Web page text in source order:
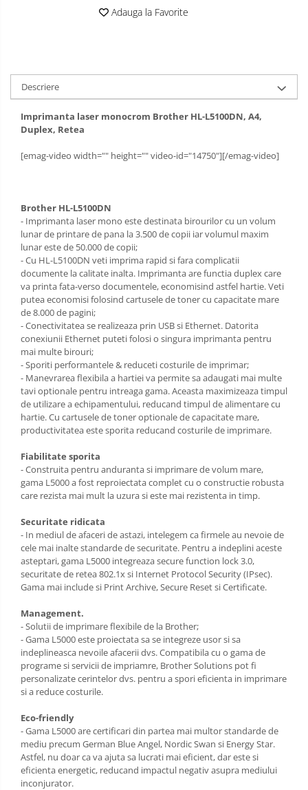
Adauga la Favorite
Descriere
Imprimanta laser monocrom Brother HL-L5100DN, A4,
Duplex, Retea
[emag-video width="" height="" video-id="14750"][/emag-video]
Brother HL-L5100DN
- Imprimanta laser mono este destinata birourilor cu un volum
lunar de printare de pana la 3.500 de copii iar volumul maxim
lunar este de 50.000 de copii;
- Cu HL-L5100DN veti imprima rapid si fara complicatii
documente la calitate inalta. Imprimanta are functia duplex care
va printa fata-verso documentele, economisind astfel hartie. Veti
putea economisi folosind cartusele de toner cu capacitate mare
de 8.000 de pagini;
- Conectivitatea se realizeaza prin USB si Ethernet. Datorita
conexiunii Ethernet puteti folosi o singura imprimanta pentru
mai multe birouri;
- Sporiti performantele & reduceti costurile de imprimar;
- Manevrarea flexibila a hartiei va permite sa adaugati mai multe
tavi optionale pentru intreaga gama. Aceasta maximizeaza timpul
de utilizare a echipamentului, reducand timpul de alimentare cu
hartie. Cu cartusele de toner optionale de capacitate mare,
productivitatea este sporita reducand costurile de imprimare.
Fiabilitate sporita
- Construita pentru anduranta si imprimare de volum mare,
gama L5000 a fost reproiectata complet cu o constructie robusta
care rezista mai mult la uzura si este mai rezistenta in timp.
Securitate ridicata
- In mediul de afaceri de astazi, intelegem ca firmele au nevoie de
cele mai inalte standarde de securitate. Pentru a indeplini aceste
asteptari, gama L5000 integreaza secure function lock 3.0,
securitate de retea 802.1x si Internet Protocol Security (IPsec).
Gama mai include si Print Archive, Secure Reset si Certificate.
Management.
- Solutii de imprimare flexibile de la Brother;
- Gama L5000 este proiectata sa se integreze usor si sa
indeplineasca nevoile afacerii dvs. Compatibila cu o gama de
programe si servicii de impriamre, Brother Solutions pot fi
personalizate cerintelor dvs. pentru a spori eficienta in imprimare
si a reduce costurile.
Eco-friendly
- Gama L5000 are certificari din partea mai multor standarde de
mediu precum German Blue Angel, Nordic Swan si Energy Star.
Astfel, nu doar ca va ajuta sa lucrati mai eficient, dar este si
eficienta energetic, reducand impactul negativ asupra mediului
inconjurator.